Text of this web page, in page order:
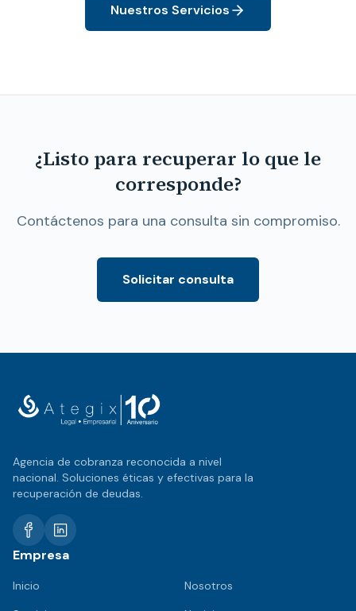
Nuestros Servicios
¿Listo para recuperar lo que le
corresponde?
Contáctenos para una consulta sin compromiso.
Solicitar consulta
Agencia de cobranza reconocida a nivel
nacional. Soluciones éticas y efectivas para la
recuperación de deudas.
Empresa
Inicio
Nosotros